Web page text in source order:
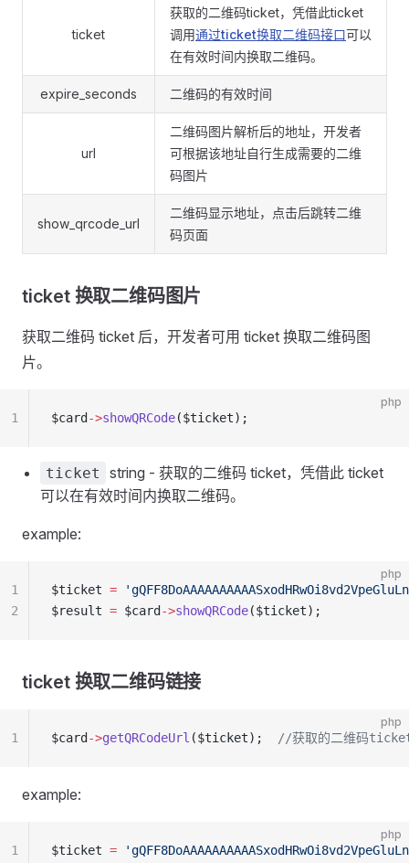
ticket
获取的二维码ticket，凭借此ticket
调用通过ticket换取二维码接口可以
在有效时间内换取二维码。
expire_seconds 二维码的有效时间
url
二维码图片解析后的地址，开发者
可根据该地址自行生成需要的二维
码图片
show_qrcode_url
二维码显示地址，点击后跳转二维
码页面
ticket 换取二维码图片
获取二维码 ticket 后，开发者可用 ticket 换取二维码图
片。
php
$card ->showQRCode($ticket);
1
ticket
string - 获取的二维码 ticket，凭借此 ticket
可以在有效时间内换取二维码。
example:
php
$ticket =
$result = $card ->showQRCode($ticket);
1
2
ticket 换取二维码链接
php
$card ->getQRCodeUrl ($ticket); //获取的二维码
1
example:
php
$ticket =
1